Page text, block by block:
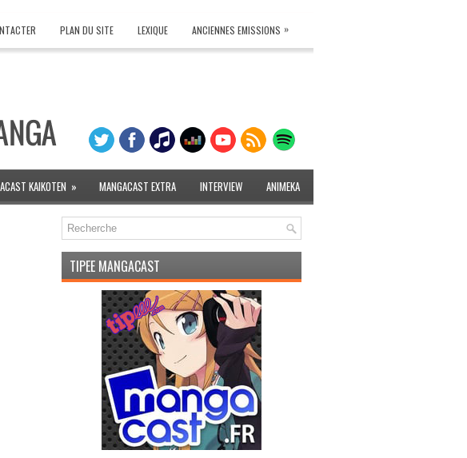
PLAN DU SITE LEXIQUE ANCIENNES EMISSIONS »
KAIKOTEN » MANGACAST EXTRA INTERVIEW ANIMEKA
TIPEE MANGACAST